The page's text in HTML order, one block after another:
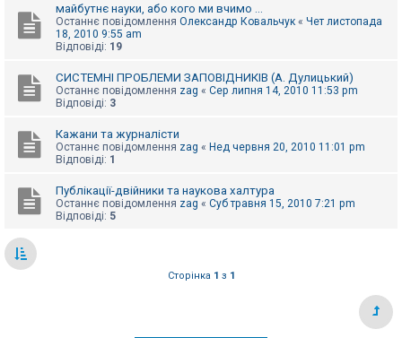
майбутнє науки, або кого ми вчимо ...
Останнє повідомлення Олександр Ковальчук « Чет листопада
18, 2010 9:55 am
Відповіді: 19
СИСТЕМНІ ПРОБЛЕМИ ЗАПОВІДНИКІВ (А. Дулицький)
Останнє повідомлення zag « Сер липня 14, 2010 11:53 pm
Відповіді: 3
Кажани та журналісти
Останнє повідомлення zag « Нед червня 20, 2010 11:01 pm
Відповіді: 1
Публікації-двійники та наукова халтура
Останнє повідомлення zag « Суб травня 15, 2010 7:21 pm
Відповіді: 5
Сторінка 1 з 1